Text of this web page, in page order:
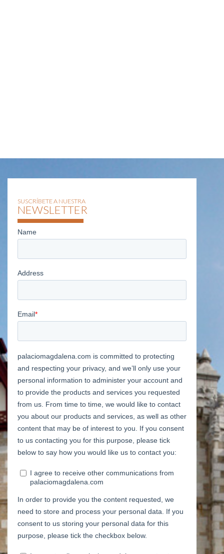
SUSCRÍBETE A NUESTRA
NEWSLETTER